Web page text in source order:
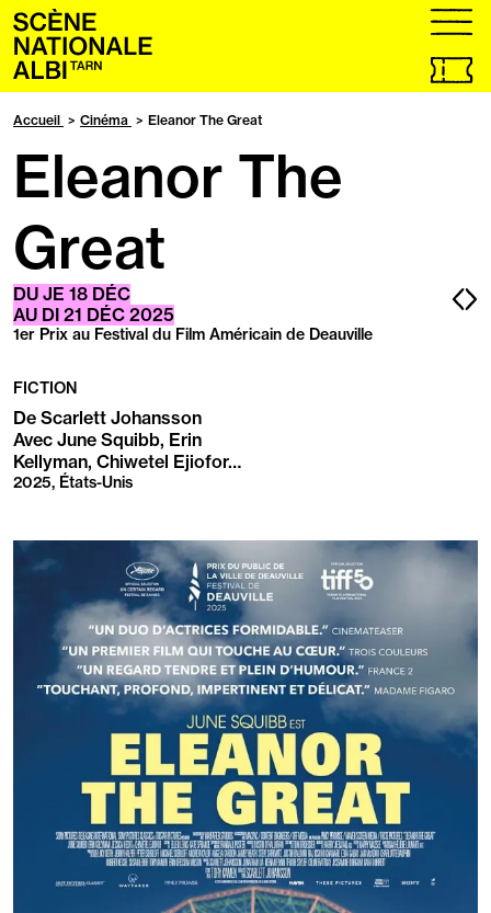
Accueil
Billetterie
en
menu
Accueil Cinéma Eleanor The Great
Eleanor The
Great
DU JE 18 DÉC
AU DI 21 DÉC 2025
1er Prix au Festival du Film Américain de Deauville
FICTION
De Scarlett Johansson
Avec June Squibb, Erin
Kellyman, Chiwetel Ejiofor…
2025, États-Unis